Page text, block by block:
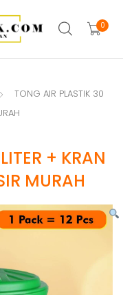
0
TONG AIR PLASTIK 30
+ KRAN
MURAH